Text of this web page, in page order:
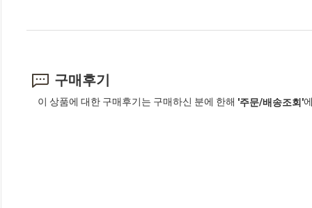
구매후기
이 상품에 대한 구매후기는 구매하신 분에 한해 '주문/배송조회'